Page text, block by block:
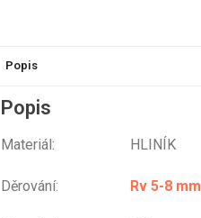
Popis
Popis
Materiál: HLINÍK
Děrování: Rv 5-8 mm